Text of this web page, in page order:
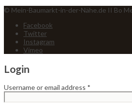
© Mein-Baumarkt-in-der-Nähe.de II Bo
Facebook
Twitter
Instagram
Vimeo
Login
Username or email address *